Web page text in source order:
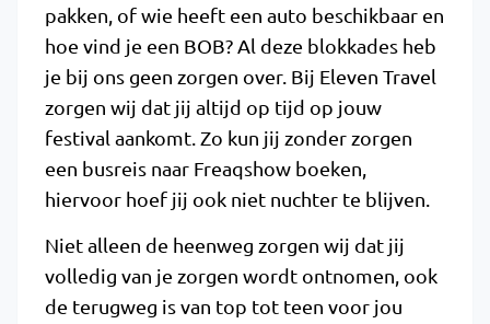
pakken, of wie heeft een auto beschikbaar en
hoe vind je een BOB? Al deze blokkades heb
je bij ons geen zorgen over. Bij Eleven Travel
zorgen wij dat jij altijd op tijd op jouw
festival aankomt. Zo kun jij zonder zorgen
een busreis naar Freaqshow boeken,
hiervoor hoef jij ook niet nuchter te blijven.
Niet alleen de heenweg zorgen wij dat jij
volledig van je zorgen wordt ontnomen, ook
de terugweg is van top tot teen voor jou